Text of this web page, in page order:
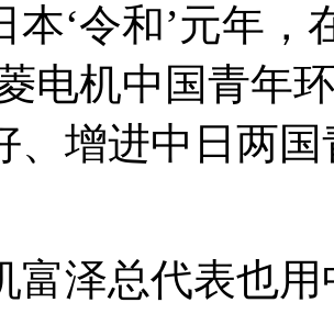
本‘令和’元年
电机中国青年
、增进中日两
富泽总代表也